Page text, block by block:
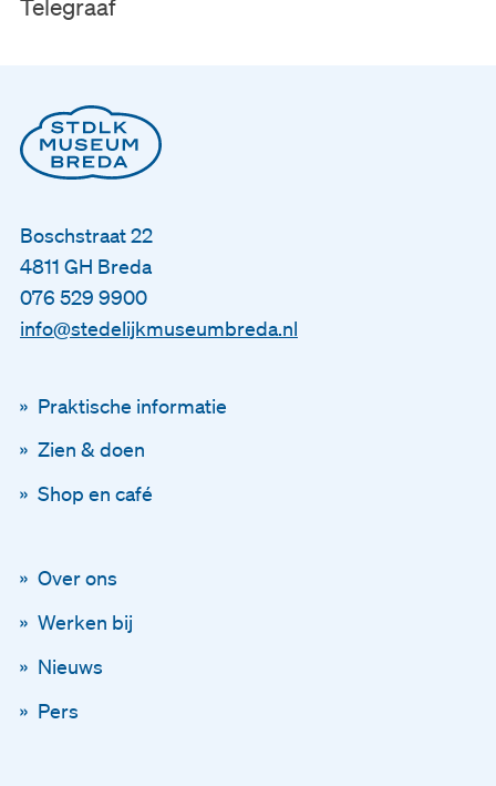
Telegraaf
Boschstraat 22
4811 GH Breda
076 529 9900
info@stedelijkmuseumbreda.nl
Praktische informatie
Zien & doen
Shop en café
Over ons
Werken bij
Nieuws
Pers
Via onze nieuwsbrief